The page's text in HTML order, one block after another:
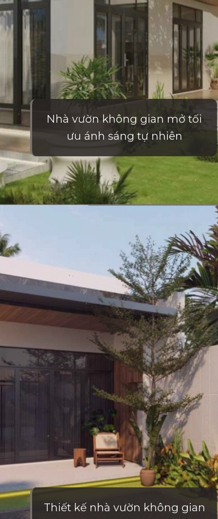
Nhà vườn không gian mở tối
ưu ánh sáng tự nhiên
Thiết kế nhà vườn không gian